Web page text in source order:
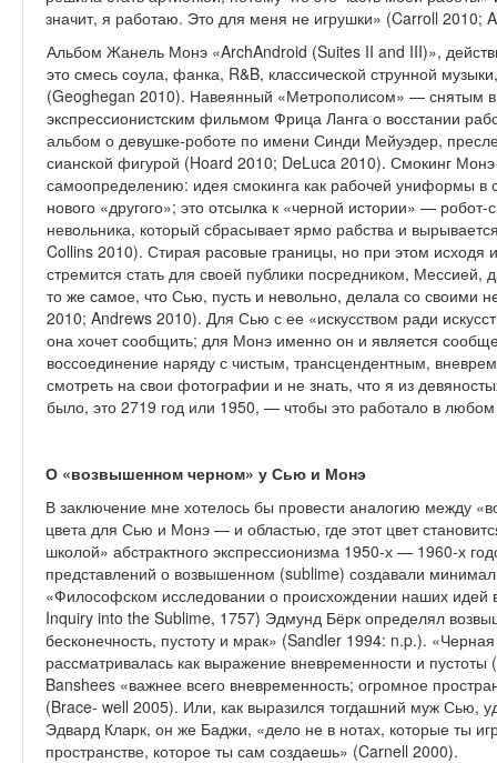
значит, я работаю. Это для меня не игруш­ки» (Carroll 2010;
Альбом Жанель Монэ «ArchAndroid (Suites II and III)»,
это смесь соула, фанка, R&B, клас­сической струнной
(Geoghegan 2010). Навеянный «Метрополисом» — снятым
экспрессионистским фильмом Фрица Ланга о восстании
альбом о девушке-роботе по имени Синди Мейуэдер,
сианской фигурой (Hoard 2010; DeLuca 2010). Смокинг
самоопределению: идея смокинга как рабочей униформы в
нового «другого»; это отсылка к «черной истории» —
невольника, который сбрасывает ярмо раб­ства и
Collins 2010). Стирая расовые границы, но при этом исходя
стремится стать для своей публики посредником,
то же самое, что Сью, пусть и невольно, делала со
2010; Andrews 2010). Для Сью с ее «искусством ради
она хочет сообщить; для Монэ именно он и является
воссоединение наряду с чистым, трансцендентным,
смотреть на свои фотографии и не знать, что я из
было, это 2719 год или 1950, — чтобы это работало в
О «возвышенном черном» у Сью и Монэ
В заключение мне хотелось бы провести аналогию между
цвета для Сью и Монэ — и областью, где этот цвет
школой» абстрактного экспрессионизма 1950-х — 1960-х
представлений о возвышенном (sublime) создавали
«Философ­ском исследовании о происхождении наших идей
Inquiry into the Sublime, 1757) Эдмунд Бёрк определял
бесконечность, пустоту и мрак» (Sandler 1994: n.p.).
рассматривалась как выражение вневременности и
Banshees «важнее всего вневременность; огромное
(Brace- well 2005). Или, как выразился тогдашний муж Сью,
Эдвард Кларк, он же Баджи, «дело не в нотах, ко­торые ты
пространстве, которое ты сам создаешь» (Carnell 2000).